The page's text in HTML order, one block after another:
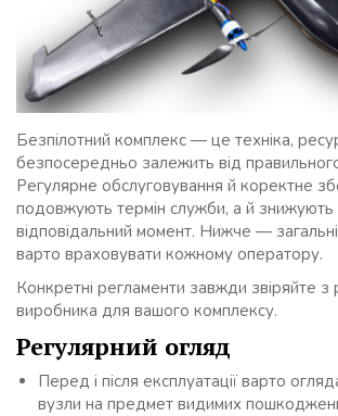
Безпілотний комплекс — це техніка,
безпосередньо залежить від
Регулярне обслуговування й коректне
подовжують термін служби, а й знижують
відповідальний момент. Нижче —
варто враховувати кожному оператору.
Конкретні регламенти завжди звіряйте
виробника для вашого комплексу.
Регулярний огляд
Перед і після експлуатації варто
вузли на предмет видимих